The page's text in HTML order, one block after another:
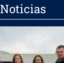
Noticias